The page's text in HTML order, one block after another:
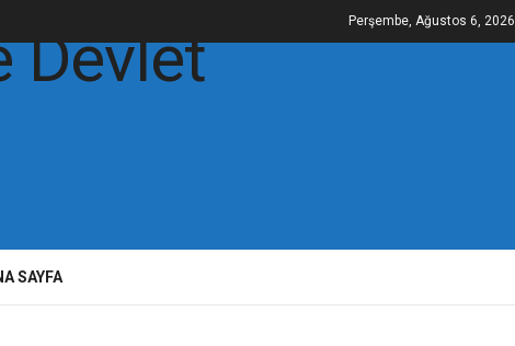
Perşembe, Ağustos 6, 2026
SAYFA